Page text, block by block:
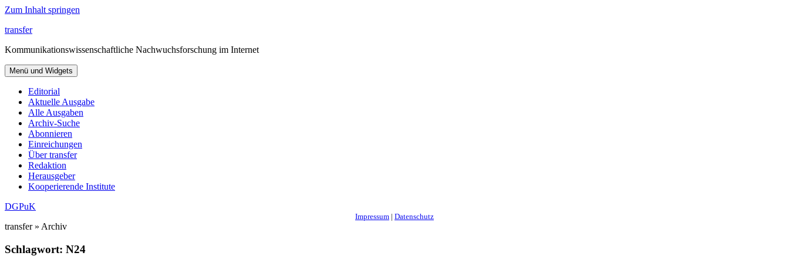
Zum Inhalt springen
transfer
Kommunikationswissenschaftliche Nachwuchsforschung im Internet
Menü und Widgets
Editorial
Aktuelle Ausgabe
Alle Ausgaben
Archiv-Suche
Abonnieren
Einreichungen
Über transfer
Redaktion
Herausgeber
Kooperierende Institute
DGPuK
Impressum | Datenschutz
transfer » Archiv
Schlagwort: N24